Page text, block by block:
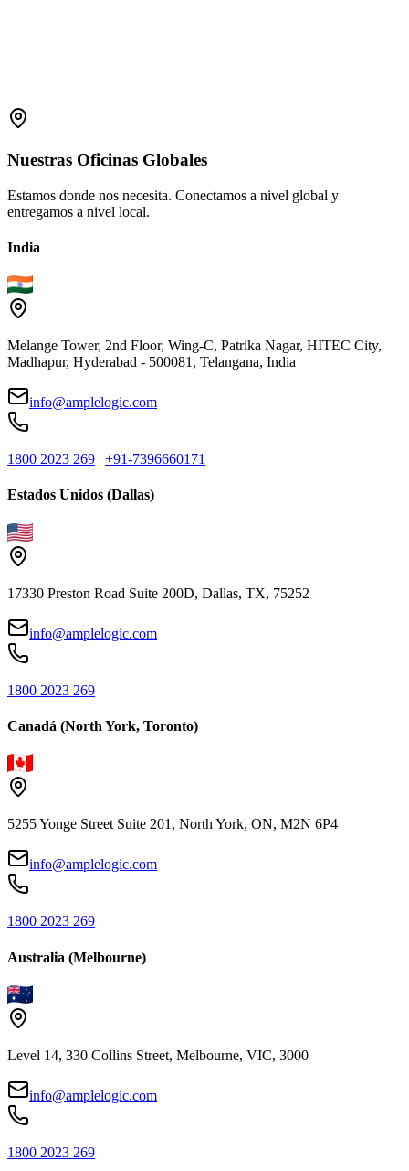
Nuestras Oficinas Globales
Estamos donde nos necesita. Conectamos a nivel global y
entregamos a nivel local.
India
Melange Tower, 2nd Floor, Wing-C, Patrika Nagar, HITEC City,
Madhapur, Hyderabad - 500081, Telangana, India
info@amplelogic.com
1800 2023 269 | +91-7396660171
Estados Unidos (Dallas)
17330 Preston Road Suite 200D, Dallas, TX, 75252
info@amplelogic.com
1800 2023 269
Canadá (North York, Toronto)
5255 Yonge Street Suite 201, North York, ON, M2N 6P4
info@amplelogic.com
1800 2023 269
Australia (Melbourne)
Level 14, 330 Collins Street, Melbourne, VIC, 3000
info@amplelogic.com
1800 2023 269